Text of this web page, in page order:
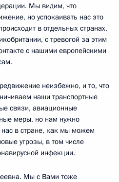
Мы видим, что
но успокаивать нас это
в отдельных странах,
с тревогой за этим
с нашими европейскими
неизбежно, и то, что
наши транспортные
связи, авиационные
меры, но нам нужно
нас в стране, как мы можем
угрозы, в том числе
инфекции.
Мы с Вами тоже